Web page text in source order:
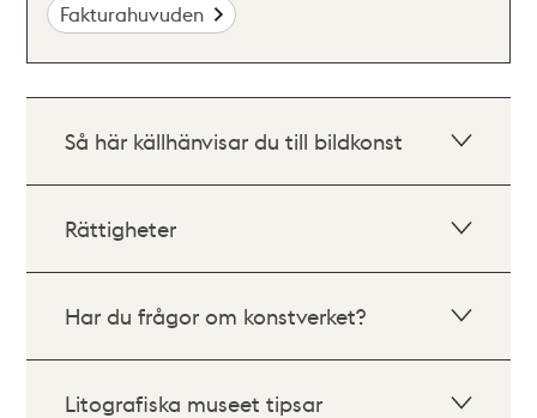
Fakturahuvuden
Så här källhänvisar du till bildkonst
Rättigheter
Har du frågor om konstverket?
Litografiska museet tipsar